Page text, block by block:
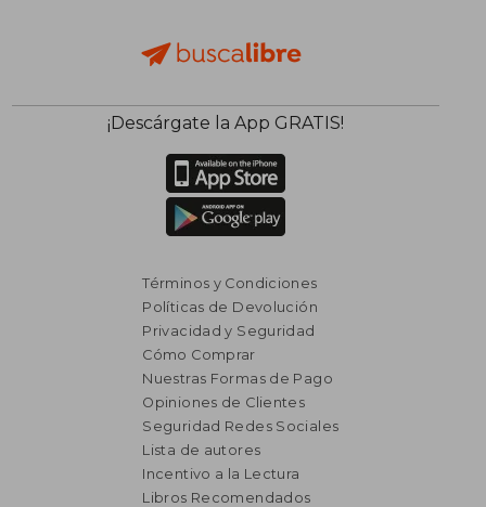
₡ 8.830
¡Descárgate la App GRATIS!
Términos y Condiciones
Políticas de Devolución
Privacidad y Seguridad
Cómo Comprar
Nuestras Formas de Pago
Opiniones de Clientes
Seguridad Redes Sociales
Lista de autores
Incentivo a la Lectura
Libros Recomendados